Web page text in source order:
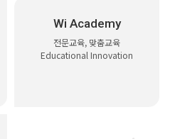
Wi Academy
전문교육, 맞춤교육
Educational Innovation